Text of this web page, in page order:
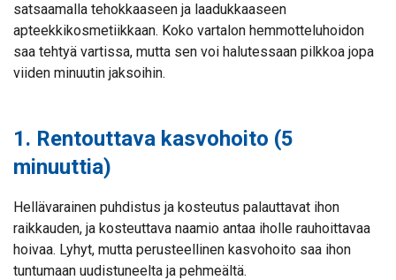
satsaamalla tehokkaaseen ja laadukkaaseen
apteekkikosmetiikkaan. Koko vartalon hemmotteluhoidon
saa tehtyä vartissa, mutta sen voi halutessaan pilkkoa jopa
viiden minuutin jaksoihin.
1. Rentouttava kasvohoito (5
minuuttia)
Hellävarainen puhdistus ja kosteutus palauttavat ihon
raikkauden, ja kosteuttava naamio antaa iholle rauhoittavaa
hoivaa. Lyhyt, mutta perusteellinen kasvohoito saa ihon
tuntumaan uudistuneelta ja pehmeältä.